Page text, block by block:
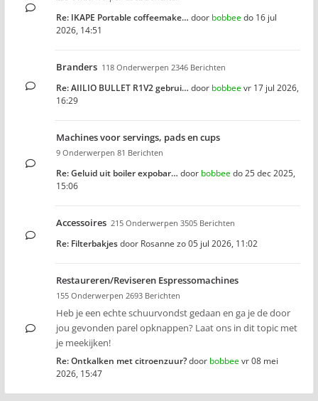
Re: IKAPE Portable coffeemake… door bobbeedo 16 jul
2026, 14:51
Branders 118 Onderwerpen 2346 Berichten
Re: AIILIO BULLET R1V2 gebrui… door bobbeevr 17 jul 2026,
16:29
Machines voor servings, pads en cups
9 Onderwerpen 81 Berichten
Re: Geluid uit boiler expobar… door bobbeedo 25 dec 2025,
15:06
Accessoires 215 Onderwerpen 3505 Berichten
Re: Filterbakjesdoor Rosanne zo 05 jul 2026, 11:02
Restaureren/Reviseren Espressomachines
155 Onderwerpen 2693 Berichten
Heb je een echte schuurvondst gedaan en ga je de door
jou gevonden parel opknappen? Laat ons in dit topic met
je meekijken!
Re: Ontkalken met citroenzuur?door bobbeevr 08 mei
2026, 15:47